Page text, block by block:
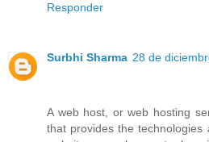
Responder
Surbhi Sharma 28 de
A web host, or web hosting
that provides the